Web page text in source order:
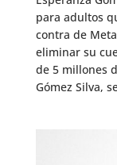
para adultos
contra de
eliminar su
de 5 millones
Gómez Silva,